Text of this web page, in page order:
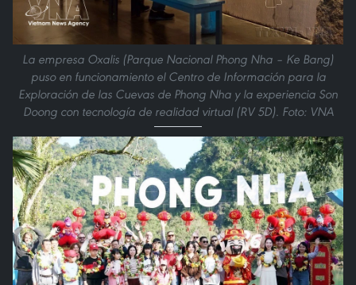
La empresa Oxalis (Parque Nacional Phong Nha – Ke Bang)
puso en funcionamiento el Centro de Información para la
Exploración de las Cuevas de Phong Nha y la experiencia Son
Doong con tecnología de realidad virtual (RV 5D). Foto: VNA